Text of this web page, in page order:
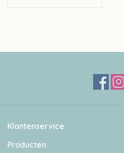
Klantenservice
Producten